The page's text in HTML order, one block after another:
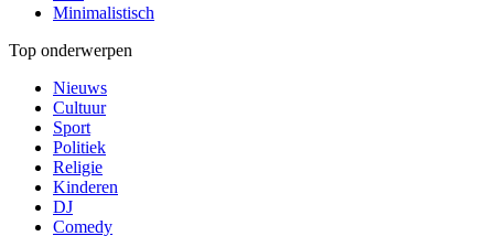
Minimalistisch
Top onderwerpen
Nieuws
Cultuur
Sport
Politiek
Religie
Kinderen
DJ
Comedy